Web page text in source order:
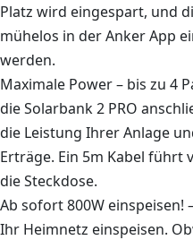
Platz wird eingespart, und
mühelos in der Anker App
werden.
Maximale Power – bis zu 4
die Solarbank 2 PRO
die Leistung Ihrer Anlage
Erträge. Ein 5m Kabel führt
die Steckdose.
Ab sofort 800W einspeisen!
Ihr Heimnetz einspeisen.